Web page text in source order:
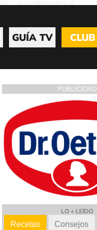
GUÍA TV CLUB
PUBLICIDAD
LO + LEÍDO
Recetas Consejos